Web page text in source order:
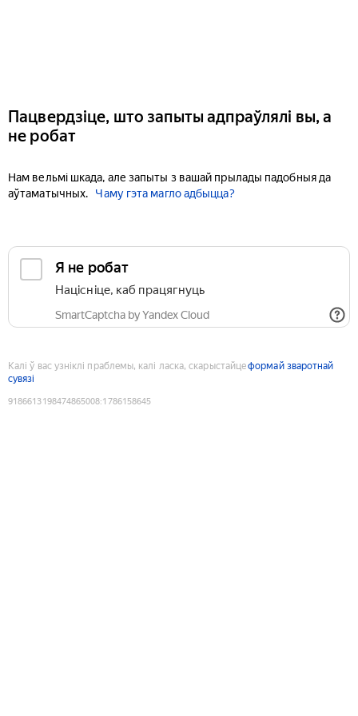
Пацвердзіце, што запыты адпраўлялі вы, а
не робат
Нам вельмі шкада, але запыты з вашай прылады падобныя да
аўтаматычных.
Чаму гэта магло адбыцца?
Я не робат
Націсніце, каб працягнуць
SmartCaptcha by Yandex Cloud
Калі ў вас узніклі праблемы, калі ласка, скарыстайцеформай зваротнай
сувязі
9186613198474865008:1786158645